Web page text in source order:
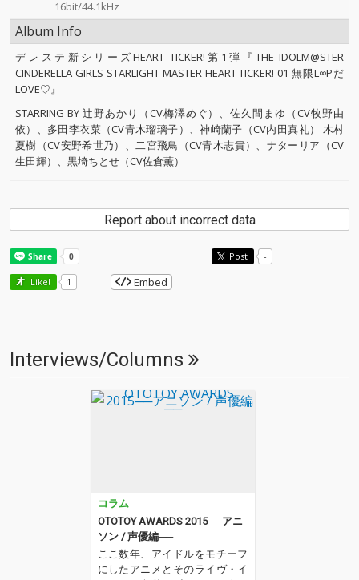
16bit/44.1kHz
Album Info
デレステ新シリーズHEART TICKER!第1弾『THE IDOLM@STER
CINDERELLA GIRLS STARLIGHT MASTER HEART TICKER! 01 無限L∞Pだ
LOVE♡』
STARRING BY 辻野あかり（CV梅澤めぐ）、佐久間まゆ（CV牧野由
依）、多田李衣菜（CV青木瑠璃子）、神崎蘭子（CV内田真礼） 木村
夏樹（CV安野希世乃）、二宮飛鳥（CV青木志貴）、ナターリア（CV
生田輝）、黒埼ちとせ（CV佐倉薫）
Report about incorrect data
Post -
Like! 1 Embed
Interviews/Columns
コラム
OTOTOY AWARDS 2015──アニ
ソン / 声優編──
ここ数年、アイドルをモチーフ
にしたアニメとそのライヴ・イ